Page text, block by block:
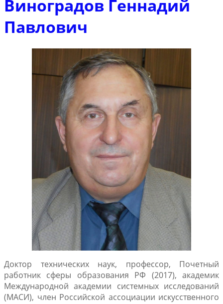
Виноградов Геннадий
Павлович
Доктор технических наук, профессор, Почетный
работник сферы образования РФ (2017), академик
Международной академии системных исследований
(МАСИ), член Российской ассоциации искусственного